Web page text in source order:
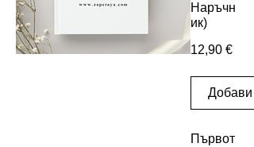
Наръчн
ик)
12,90 €
Добави
Първот